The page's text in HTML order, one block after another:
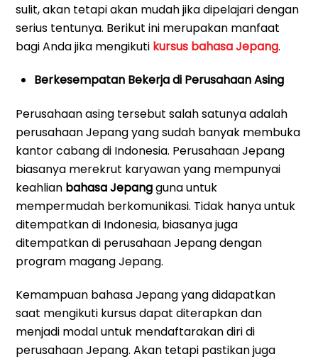
sulit, akan tetapi akan mudah jika dipelajari dengan
serius tentunya. Berikut ini merupakan manfaat
bagi Anda jika mengikuti kursus bahasa Jepang.
Berkesempatan Bekerja di Perusahaan Asing
Perusahaan asing tersebut salah satunya adalah
perusahaan Jepang yang sudah banyak membuka
kantor cabang di Indonesia. Perusahaan Jepang
biasanya merekrut karyawan yang mempunyai
keahlian bahasa Jepangguna untuk
mempermudah berkomunikasi. Tidak hanya untuk
ditempatkan di Indonesia, biasanya juga
ditempatkan di perusahaan Jepang dengan
program magang Jepang.
Kemampuan bahasa Jepang yang didapatkan
saat mengikuti kursus dapat diterapkan dan
menjadi modal untuk mendaftarakan diri di
perusahaan Jepang. Akan tetapi pastikan juga